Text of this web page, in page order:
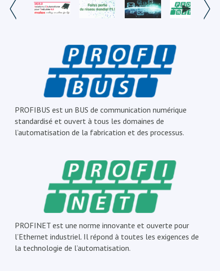
PROFIBUS est un BUS de communication numérique
standardisé et ouvert à tous les domaines de
l’automatisation de la fabrication et des processus.
PROFINET est une norme innovante et ouverte pour
l’Ethernet industriel. Il répond à toutes les exigences de
la technologie de l’automatisation.